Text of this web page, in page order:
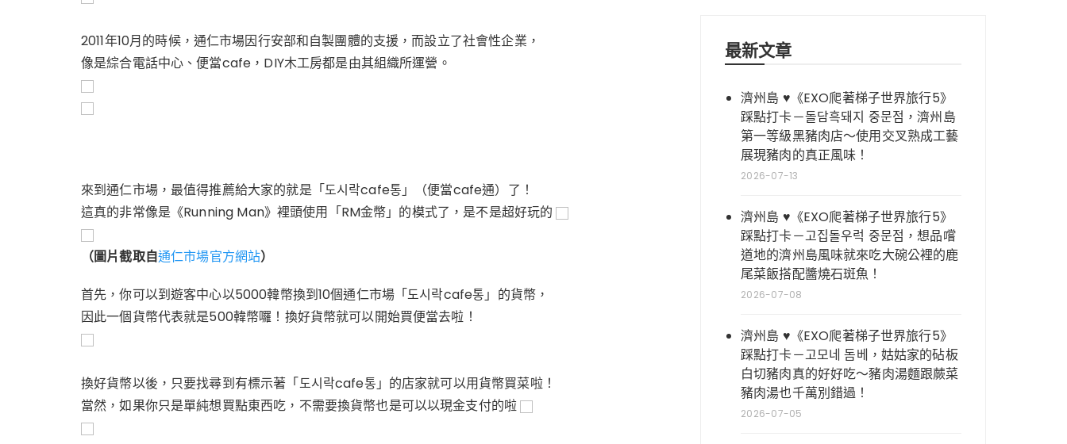
2011年10月的時候，通仁市場因行安部和自製團體的支援，而設立了社會性企業，
像是綜合電話中心、便當cafe，DIY木工房都是由其組織所運營。
來到通仁市場，最值得推薦給大家的就是「도시락cafe통」（便當cafe通）了！
這真的非常像是《Running Man》裡頭使用「RM金幣」的模式了，是不是超好玩的
（圖片截取自通仁市場官方網站）
首先，你可以到遊客中心以5000韓幣換到10個通仁市場「도시락cafe통」的貨幣，
因此一個貨幣代表就是500韓幣囉！換好貨幣就可以開始買便當去啦！
換好貨幣以後，只要找尋到有標示著「도시락cafe통」的店家就可以用貨幣買菜啦！
當然，如果你只是單純想買點東西吃，不需要換貨幣也是可以以現金支付的啦
最新文章
濟州島 ♥《EXO爬著梯子世界旅行5》
踩點打卡－돌담흑돼지 중문점，濟州島
第一等級黑豬肉店～使用交叉熟成工藝
展現豬肉的真正風味！
2026-07-13
濟州島 ♥《EXO爬著梯子世界旅行5》
踩點打卡－고집돌우럭 중문점，想品嚐
道地的濟州島風味就來吃大碗公裡的鹿
尾菜飯搭配醬燒石斑魚！
2026-07-08
濟州島 ♥《EXO爬著梯子世界旅行5》
踩點打卡－고모네 돔베，姑姑家的砧板
白切豬肉真的好好吃～豬肉湯麵跟蕨菜
豬肉湯也千萬別錯過！
2026-07-05